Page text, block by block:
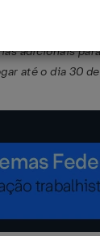
o Decreto de
adicionais
até o dia 30